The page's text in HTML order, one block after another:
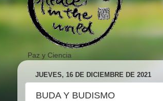
Paz y Ciencia
JUEVES, 16 DE DICIEMBRE DE 2021
BUDA Y BUDISMO